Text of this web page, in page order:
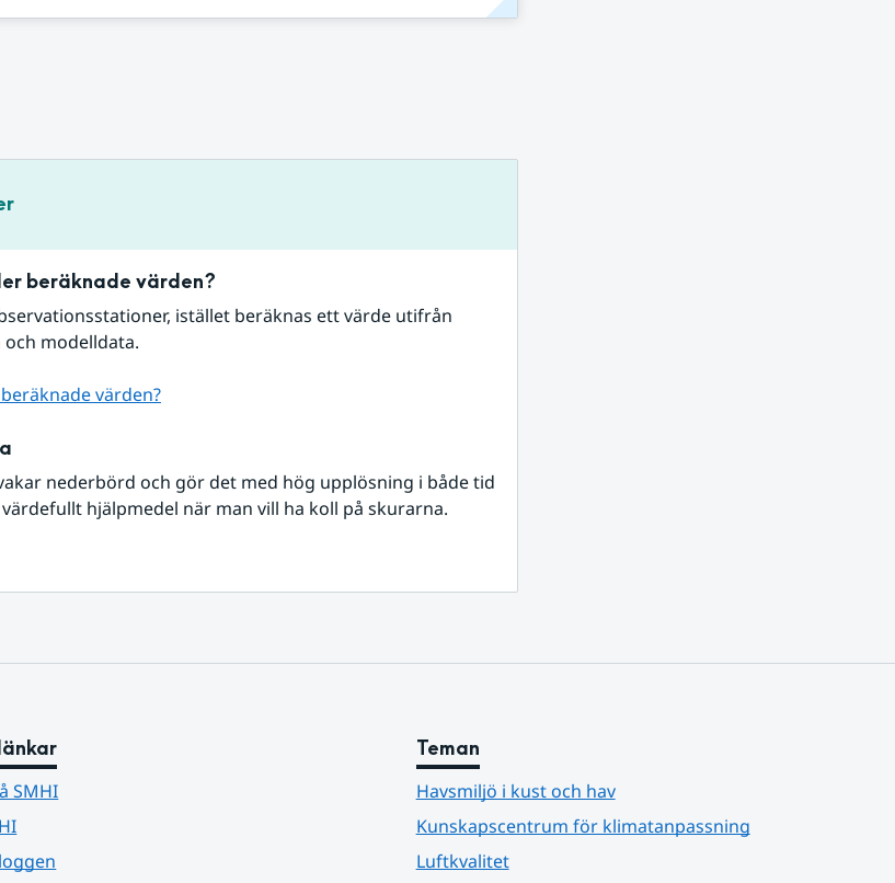
beräknade värden?
istället beräknas ett värde utifrån
modelldata.
värden?
nederbörd och gör det med hög upplösning i både tid
hjälpmedel när man vill ha koll på skurarna.
SMHI
Teman
Havsmiljö i kust och hav
Kunskapscentrum för klimatanpassning
Luftkvalitet